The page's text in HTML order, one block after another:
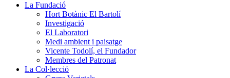
La Fundació
Hort Botànic El Bartolí
Investigació
El Laboratori
Medi ambient i paisatge
Vicente Todolí, el Fundador
Membres del Patronat
La Col·lecció